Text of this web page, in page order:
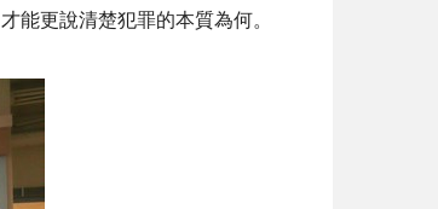
能更說清楚犯罪的本質為何。